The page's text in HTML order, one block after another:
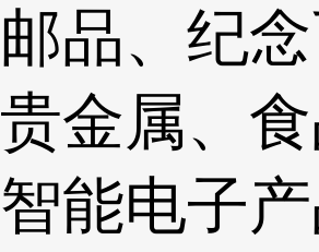
邮品、纪念
贵金属、食
智能电子